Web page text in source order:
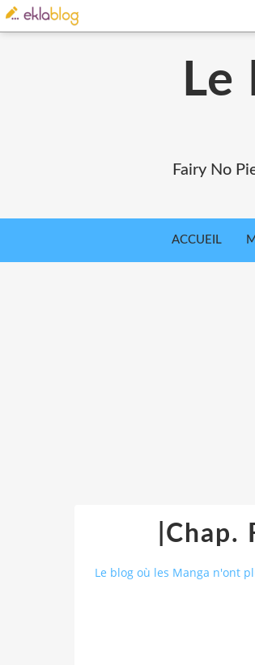
Fairy No
ACCUEIL
Le blog où les Manga n'ont